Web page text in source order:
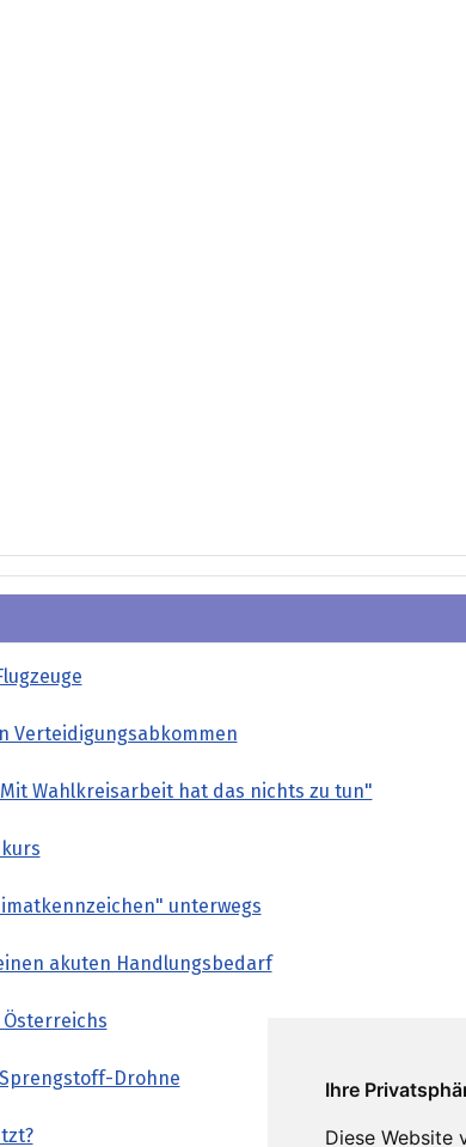
Ihre
Diese Website
Verteidigungsabkommen
Wahlkreisarbeit hat das nichts zu tun"
unterwegs
akuten Handlungsbedarf
Drohne